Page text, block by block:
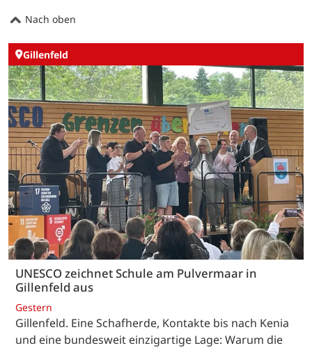
Nach oben
Gillenfeld
UNESCO zeichnet Schule am Pulvermaar in
Gillenfeld aus
Gestern
Gillenfeld. Eine Schafherde, Kontakte bis nach Kenia
und eine bundesweit einzigartige Lage: Warum die